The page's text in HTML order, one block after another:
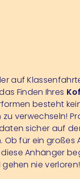
auf
Finden Ihres
besteht
verwechseln!
sicher auf
Ob für ein großes
Anhänger
nie verloren!